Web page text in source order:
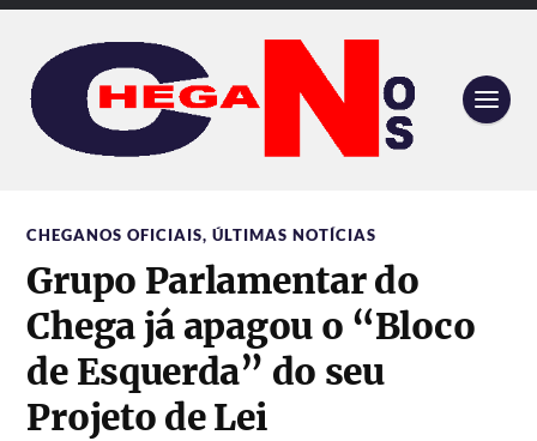
CHEGANOS OFICIAIS,ÚLTIMAS NOTÍCIAS
Grupo Parlamentar do
Chega já apagou o “Bloco
de Esquerda” do seu
Projeto de Lei